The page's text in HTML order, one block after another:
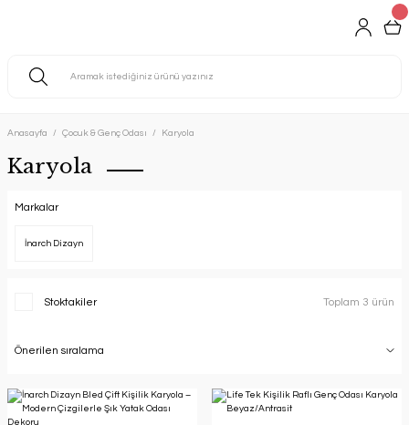
Anasayfa Çocuk & Genç Odası Karyola
Karyola
Markalar
İnarch Dizayn
Stoktakiler Toplam 3 ürün